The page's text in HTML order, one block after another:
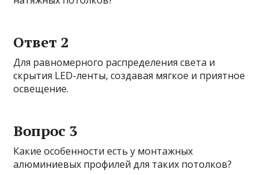
Ответ 2
Для равномерного распределения света и
скрытия LED-ленты, создавая мягкое и приятное
освещение.
Вопрос 3
Какие особенности есть у монтажных
алюминиевых профилей для таких потолков?